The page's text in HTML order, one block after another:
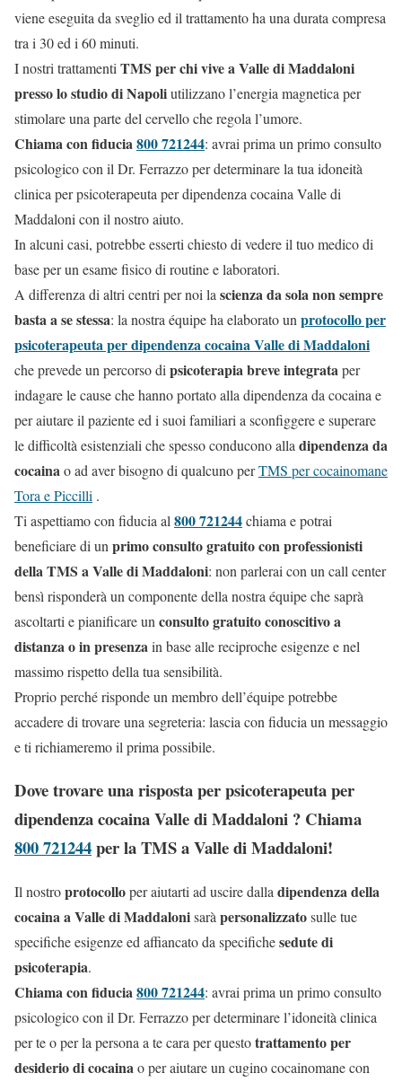
viene eseguita da sveglio ed il trattamento ha una durata compresa
tra i 30 ed i 60 minuti.
I nostri trattamenti TMS per chi vive a Valle di Maddaloni
presso lo studio di Napoliutilizzano l’energia magnetica per
stimolare una parte del cervello che regola l’umore.
Chiama con fiducia800 721244: avrai prima un primo consulto
psicologico con il Dr. Ferrazzo per determinare la tua idoneità
clinica per psicoterapeuta per dipendenza cocaina Valle di
Maddaloni con il nostro aiuto.
In alcuni casi, potrebbe esserti chiesto di vedere il tuo medico di
base per un esame fisico di routine e laboratori.
A differenza di altri centri per noi la scienza da sola non sempre
basta a se stessa: la nostra équipe ha elaborato un protocollo per
psicoterapeuta per dipendenza cocaina Valle di Maddaloni
che prevede un percorso di psicoterapia breve integrataper
indagare le cause che hanno portato alla dipendenza da cocaina e
per aiutare il paziente ed i suoi familiari a sconfiggere e superare
le difficoltà esistenziali che spesso conducono alla dipendenza da
cocainao ad aver bisogno di qualcuno perTMS per cocainomane
Tora e Piccilli .
Ti aspettiamo con fiducia al 800 721244chiama e potrai
beneficiare di un primo consulto gratuito con professionisti
della TMS a Valle di Maddaloni: non parlerai con un call center
bensì risponderà un componente della nostra équipe che saprà
ascoltarti e pianificare un consulto gratuito conoscitivo a
distanza o in presenzain base alle reciproche esigenze e nel
massimo rispetto della tua sensibilità.
Proprio perché risponde un membro dell’équipe potrebbe
accadere di trovare una segreteria: lascia con fiducia un messaggio
e ti richiameremo il prima possibile.
Dove trovare una risposta per psicoterapeuta per
dipendenza cocaina Valle di Maddaloni ? Chiama
800 721244per la TMS a Valle di Maddaloni!
Il nostroprotocolloper aiutarti ad uscire dalla dipendenza della
cocaina a Valle di Maddalonisarà personalizzatosulle tue
specifiche esigenze ed affiancato da specifichesedute di
psicoterapia.
Chiama con fiducia800 721244: avrai prima un primo consulto
psicologico con il Dr. Ferrazzo per determinare l’idoneità clinica
per te o per la persona a te cara per questotrattamento per
desiderio di cocainao per aiutare un cugino cocainomane con